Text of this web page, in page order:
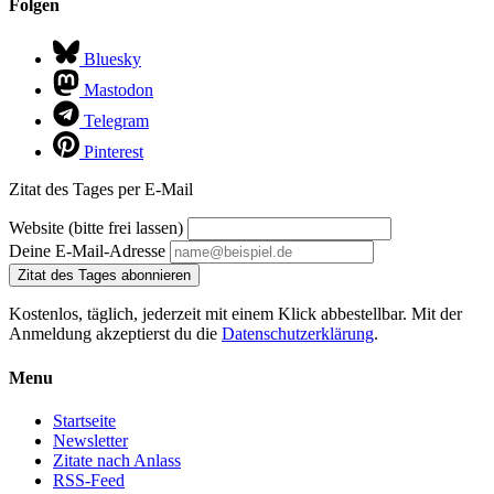
Folgen
Bluesky
Mastodon
Telegram
Pinterest
Zitat des Tages per E-Mail
Website (bitte frei lassen)
Deine E-Mail-Adresse
Zitat des Tages abonnieren
Kostenlos, täglich, jederzeit mit einem Klick abbestellbar. Mit der
Anmeldung akzeptierst du die Datenschutzerklärung.
Menu
Startseite
Newsletter
Zitate nach Anlass
RSS-Feed